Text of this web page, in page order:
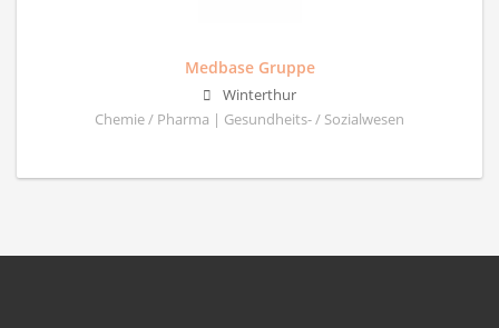
Medbase Gruppe
Winterthur
Chemie / Pharma | Gesundheits- / Sozialwesen